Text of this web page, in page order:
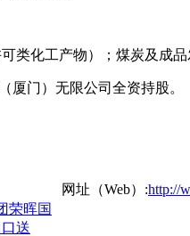
化工产物）；煤炭及成品
门）无限公司全资持股。
网址（Web）:http://
荣晖国
送